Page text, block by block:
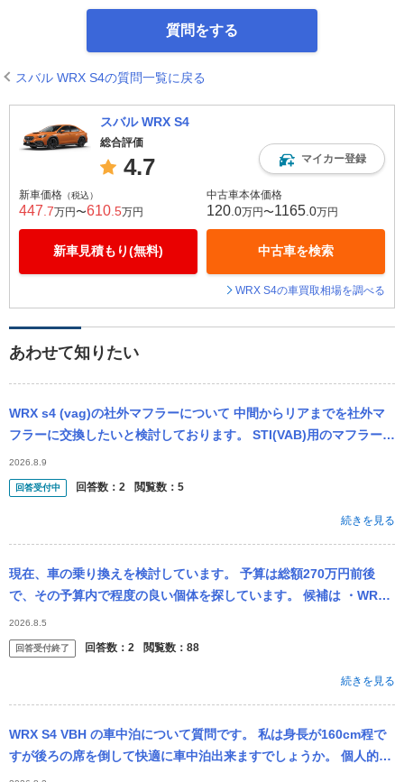
質問をする
スバル WRX S4の質問一覧に戻る
スバル WRX S4
総合評価
4.7 マイカー登録
新車価格 （税込）
447 .7万円〜610 .5万円
新車見積もり(無料)
中古車本体価格
120 .0万円〜1165 .0万円
中古車を検索
WRX S4の車買取相場を調べる
あわせて知りたい
WRX s4 (vag)の社外マフラーについて 中間からリアまでを社外マ
フラーに交換したいと検討しております。 STI(VAB)用のマフラーで
も装着可能でしょうか？
2026.8.9
回答受付中 回答数： 2 閲覧数： 5
続きを見る
現在、車の乗り換えを検討しています。 予算は総額270万円前後
で、その予算内で程度の良い個体を探しています。 候補は ・WRX
S4 VAG 後期（できればSTI Sport） ・スカイラ...
2026.8.5
回答受付終了 回答数： 2 閲覧数： 88
続きを見る
WRX S4 VBH の車中泊について質問です。 私は身長が160cm程で
すが後ろの席を倒して快適に車中泊出来ますでしょうか。 個人的に
は後ろのシートベルトが邪魔に感じます。 よろしくお願い...